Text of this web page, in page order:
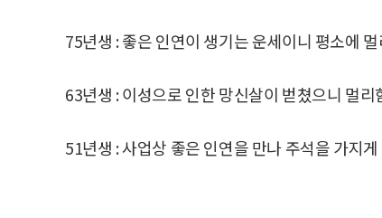
75년생 : 좋은 인연이 생기는 운세이니 평소에
63년생 : 이성으로 인한 망신살이 벋쳤으니 멀
51년생 : 사업상 좋은 인연을 만나 주석을 가지